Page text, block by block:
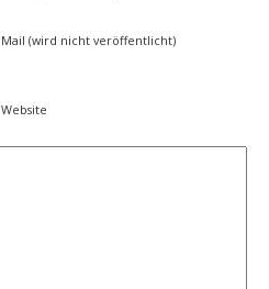
Mail (wird nicht veröffentlicht)
Website